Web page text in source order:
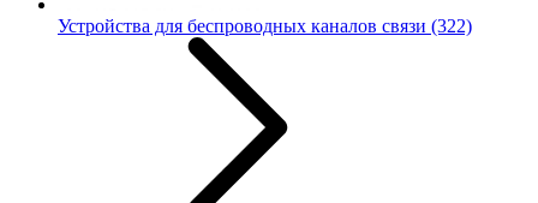
Устройства для беспроводных каналов связи (322)